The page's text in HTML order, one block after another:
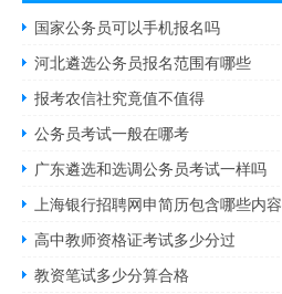
国家公务员可以手机报名吗
河北遴选公务员报名范围有哪些
报考农信社究竟值不值得
公务员考试一般在哪考
广东遴选和选调公务员考试一样吗
上海银行招聘网申简历包含哪些内容
高中教师资格证考试多少分过
教资笔试多少分算合格